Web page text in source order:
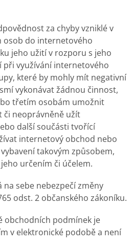
za chyby vzniklé v
osob do internetového
jeho užití v rozporu s jeho
při využívání internetového
které by mohly mít negativní
vykonávat žádnou činnost,
třetím osobám umožnit
či neoprávněně užít
další součásti tvořící
internetový obchod nebo
takovým způsobem,
určením či účelem.
sebe nebezpečí změny
odst. 2 občanského zákoníku.
obchodních podmínek je
v elektronické podobě a není